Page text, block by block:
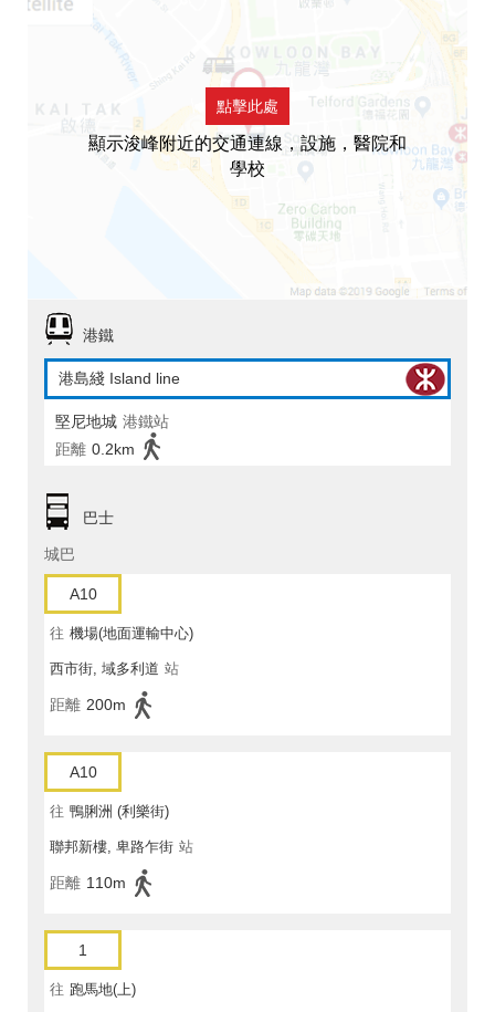
點擊此處
顯示浚峰附近的交通連線，設施，醫院和
學校
港鐵
港島綫 Island line
堅尼地城 港鐵站
距離 0.2km
巴士
城巴
A10
往 機場(地面運輸中心)
西市街, 域多利道 站
距離 200m
A10
往 鴨脷洲 (利樂街)
聯邦新樓, 卑路乍街 站
距離 110m
1
往 跑馬地(上)